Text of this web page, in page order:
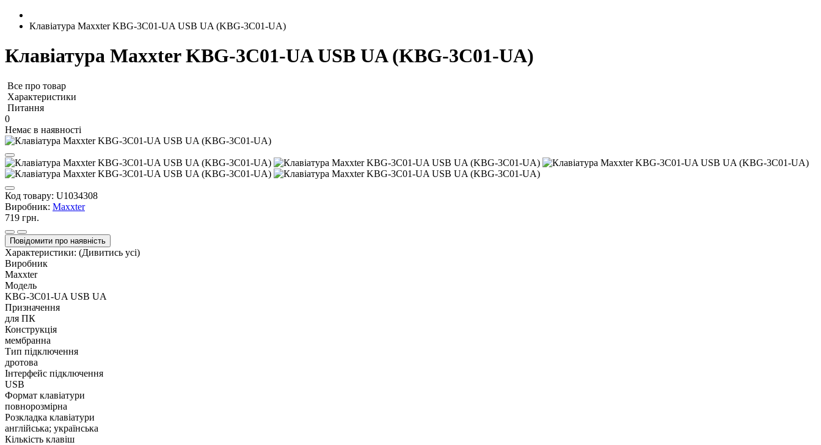
Клавіатура Maxxter KBG-3C01-UA USB UA (KBG-3C01-UA)
Клавіатура Maxxter KBG-3C01-UA USB UA (KBG-3C01-UA)
Все про товар
Характеристики
Питання
0
Немає в наявності
Код товару: U1034308
Виробник: Maxxter
719 грн.
Повідомити про наявність
Характеристики: (Дивитись усі)
Виробник
Maxxter
Модель
KBG-3C01-UA USB UA
Призначення
для ПК
Конструкція
мембранна
Тип підключення
дротова
Інтерфейс підключення
USB
Формат клавіатури
повнорозмірна
Розкладка клавіатури
англійська; українська
Кількість клавіш